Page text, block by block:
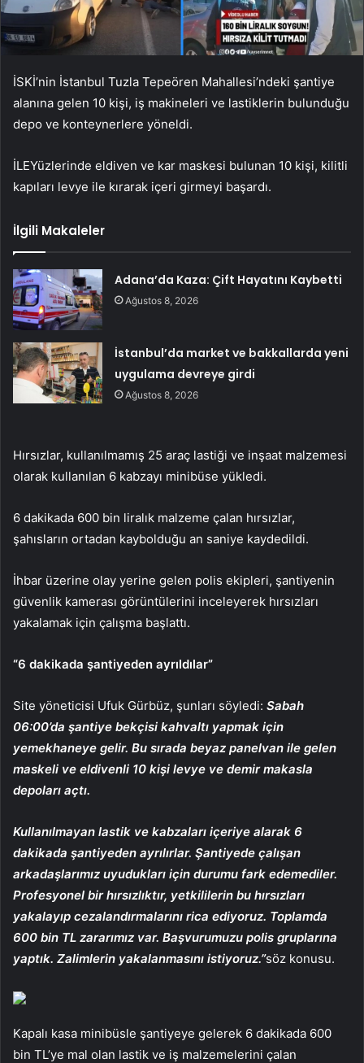
İSKİ’nin İstanbul Tuzla Tepeören Mahallesi’ndeki şantiye
alanına gelen 10 kişi, iş makineleri ve lastiklerin bulunduğu
depo ve konteynerlere yöneldi.
İLEYüzlerinde eldiven ve kar maskesi bulunan 10 kişi, kilitli
kapıları levye ile kırarak içeri girmeyi başardı.
İlgili Makaleler
Adana’da Kaza: Çift Hayatını Kaybetti
Ağustos 8, 2026
İstanbul’da market ve bakkallarda yeni
uygulama devreye girdi
Ağustos 8, 2026
Hırsızlar, kullanılmamış 25 araç lastiği ve inşaat malzemesi
olarak kullanılan 6 kabzayı minibüse yükledi.
6 dakikada 600 bin liralık malzeme çalan hırsızlar,
şahısların ortadan kaybolduğu an saniye kaydedildi.
İhbar üzerine olay yerine gelen polis ekipleri, şantiyenin
güvenlik kamerası görüntülerini inceleyerek hırsızları
yakalamak için çalışma başlattı.
“6 dakikada şantiyeden ayrıldılar”
Site yöneticisi Ufuk Gürbüz, şunları söyledi: Sabah
06:00’da şantiye bekçisi kahvaltı yapmak için
yemekhaneye gelir. Bu sırada beyaz panelvan ile gelen
maskeli ve eldivenli 10 kişi levye ve demir makasla
depoları açtı.
Kullanılmayan lastik ve kabzaları içeriye alarak 6
dakikada şantiyeden ayrılırlar. Şantiyede çalışan
arkadaşlarımız uyudukları için durumu fark edemediler.
Profesyonel bir hırsızlıktır, yetkililerin bu hırsızları
yakalayıp cezalandırmalarını rica ediyoruz. Toplamda
600 bin TL zararımız var. Başvurumuzu polis gruplarına
yaptık. Zalimlerin yakalanmasını istiyoruz.”söz konusu.
Kapalı kasa minibüsle şantiyeye gelerek 6 dakikada 600
bin TL’ye mal olan lastik ve iş malzemelerini çalan